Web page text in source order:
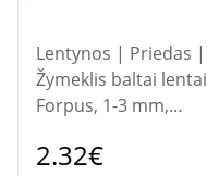
Lentynos | Priedas |
Žymeklis baltai lentai
Forpus, 1-3 mm,
mėlynas
2.32€